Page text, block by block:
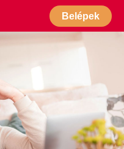
Belépek